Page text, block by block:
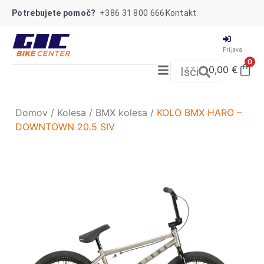
Potrebujete pomoč? +386 31 800 666 Kontakt
Prijava
Išči
0
0,00 €
Domov / Kolesa / BMX kolesa / KOLO BMX HARO –
DOWNTOWN 20.5 SIV